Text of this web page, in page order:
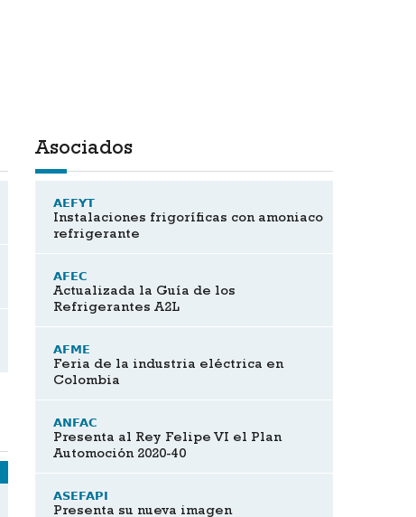
Asociados
AEFYT
Instalaciones frigoríficas con amoniaco
refrigerante
AFEC
Actualizada la Guía de los
Refrigerantes A2L
AFME
Feria de la industria eléctrica en
Colombia
ANFAC
Presenta al Rey Felipe VI el Plan
Automoción 2020-40
ASEFAPI
Presenta su nueva imagen